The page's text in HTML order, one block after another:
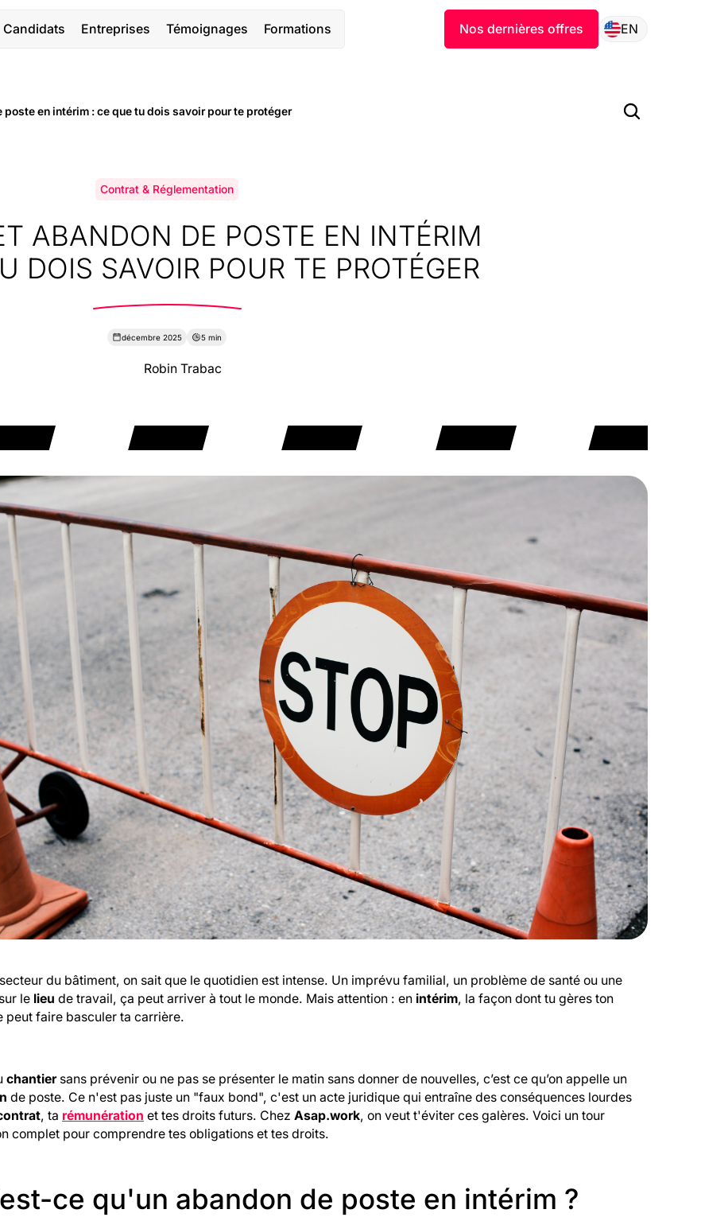
Candidats Entreprises Témoignages Formations Nos dernières offres EN
poste en intérim : ce que tu dois savoir pour te protéger
Contrat & Réglementation
ABANDON DE POSTE EN INTÉRIM
DOIS SAVOIR POUR TE PROTÉGER
décembre 2025 5 min
Robin Trabac
du bâtiment, on sait que le quotidien est intense. Un imprévu familial, un problème de santé ou une
le lieu de travail, ça peut arriver à tout le monde. Mais attention : en intérim, la façon dont tu gères ton
peut faire basculer ta carrière.
chantiersans prévenir ou ne pas se présenter le matin sans donner de nouvelles, c’est ce qu’on appelle un
de poste. Ce n'est pas juste un "faux bond", c'est un acte juridique qui entraîne des conséquences lourdes
, ta rémunération et tes droits futurs. ChezAsap.work, on veut t'éviter ces galères. Voici un tour
complet pour comprendre tes obligations et tes droits.
ce qu'un abandon de poste en intérim ?